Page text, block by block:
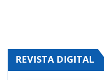
REVISTA DIGITAL